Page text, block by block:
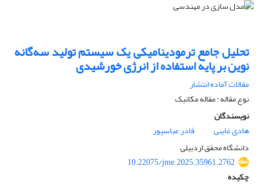
تحلیل جامع ترمودینامیکی یک سیستم تولید سه‌گانه
نوین بر پایه استفاده از انرژی خورشیدی
مقالات آماده انتشار
نوع مقاله : مقاله مکانیک
نویسندگان
هادی غایبی
قادر عباسپور
دانشگاه محقق اردبیلی
10.22075/jme.2025.35961.2762
چکیده